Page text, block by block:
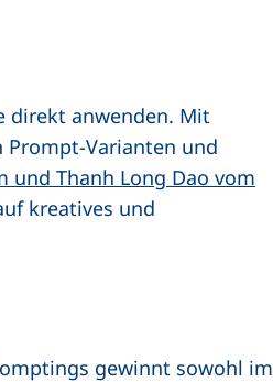
direkt anwenden. Mit
Varianten und
und Thanh Long Dao vom
kreatives und
gewinnt sowohl im